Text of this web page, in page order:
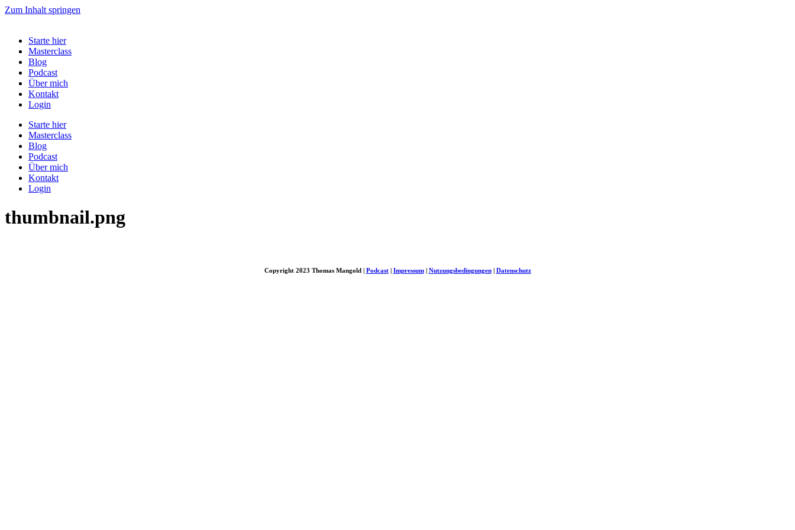
Zum Inhalt springen
Starte hier
Masterclass
Blog
Podcast
Über mich
Kontakt
Login
Starte hier
Masterclass
Blog
Podcast
Über mich
Kontakt
Login
thumbnail.png
Copyright 2023 Thomas Mangold | Podcast| Impressum| Nutzungsbedingungen| Datenschutz